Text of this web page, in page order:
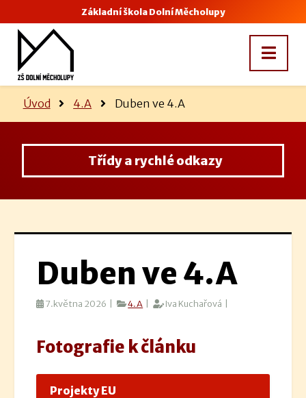
Základní škola Dolní Měcholupy
Úvod 4.A Duben ve 4.A
Třídy a rychlé odkazy
Duben ve 4.A
7.května 2026 | 4.A | Iva Kuchařová |
Fotografie k článku
Projekty EU